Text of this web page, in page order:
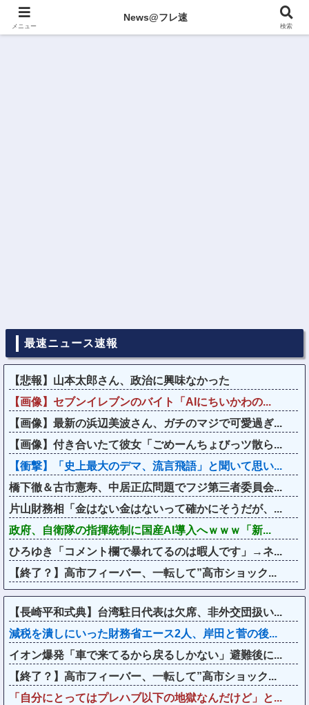
最速ニュース速報
【悲報】山本太郎さん、政治に興味なかった
【画像】セブンイレブンのバイト「AIにちいかわの...
【画像】最新の浜辺美波さん、ガチのマジで可愛過ぎ...
【画像】付き合いたて彼女「ごめーんちょびっツ散ら...
【衝撃】「史上最大のデマ、流言飛語」と聞いて思い...
橋下徹＆古市憲寿、中居正広問題でフジ第三者委員会...
片山財務相「金はない金はないって確かにそうだが、...
政府、自衛隊の指揮統制に国産AI導入へｗｗｗ「新...
ひろゆき「コメント欄で暴れてるのは暇人です」→ネ...
【終了？】高市フィーバー、一転して”高市ショック...
【長崎平和式典】台湾駐日代表は欠席、非外交団扱い...
減税を潰しにいった財務省エース2人、岸田と菅の後...
イオン爆発「車で来てるから戻るしかない」避難後に...
【終了？】高市フィーバー、一転して”高市ショック...
「自分にとってはプレハブ以下の地獄なんだけど」と...
メニュー
News@フレ速
検索